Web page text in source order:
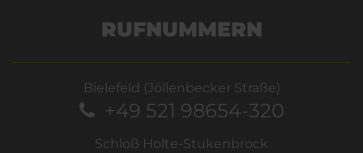
RUFNUMMERN
Bielefeld (Jöllenbecker Straße)
+49 521 98654-320
Schloß Holte-Stukenbrock